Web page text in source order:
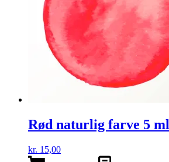
Rød naturlig farve 5 ml
kr. 15,00